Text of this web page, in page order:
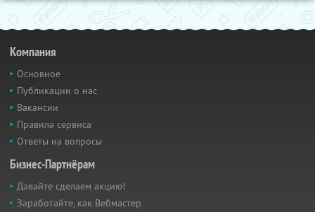
Компания
Основное
Публикации о нас
Вакансии
Правила сервиса
Ответы на вопросы
Бизнес-Партнёрам
Давайте сделаем акцию!
Заработайте, как Вебмастер